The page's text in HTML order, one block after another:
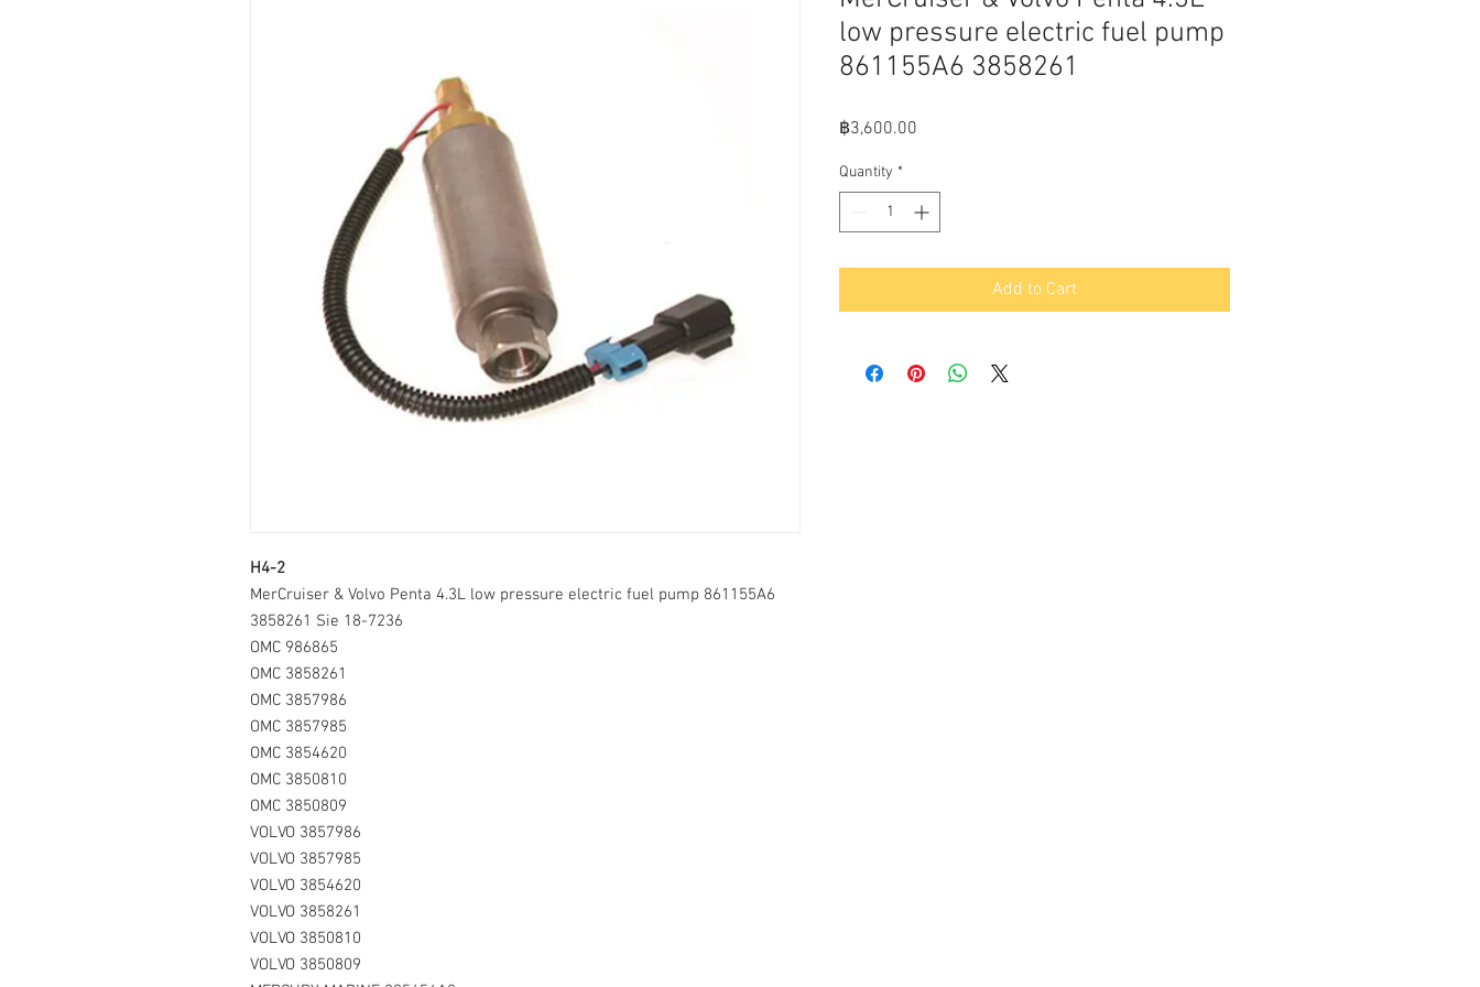
H4-2
MerCruiser & Volvo Penta 4.3L low pressure electric fuel pump 861155A6
3858261 Sie 18-7236
OMC 986865
OMC 3858261
OMC 3857986
OMC 3857985
OMC 3854620
OMC 3850810
OMC 3850809
VOLVO 3857986
VOLVO 3857985
VOLVO 3854620
VOLVO 3858261
VOLVO 3850810
VOLVO 3850809
low pressure electric fuel pump
861155A6 3858261
฿3,600.00
Quantity *
Add to Cart